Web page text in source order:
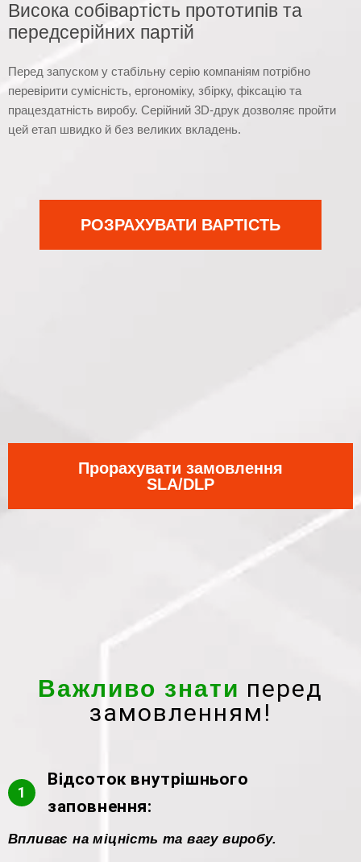
Висока собівартість прототипів та
передсерійних партій
Перед запуском у стабільну серію компаніям потрібно
перевірити сумісність, ергономіку, збірку, фіксацію та
працездатність виробу. Серійний 3D-друк дозволяє пройти
цей етап швидко й без великих вкладень.
РОЗРАХУВАТИ ВАРТІСТЬ
Прорахувати замовлення
SLA/DLP
Важливо знати перед
замовленням!
1
Відсоток внутрішнього
заповнення:
Впливає на міцність та вагу виробу.